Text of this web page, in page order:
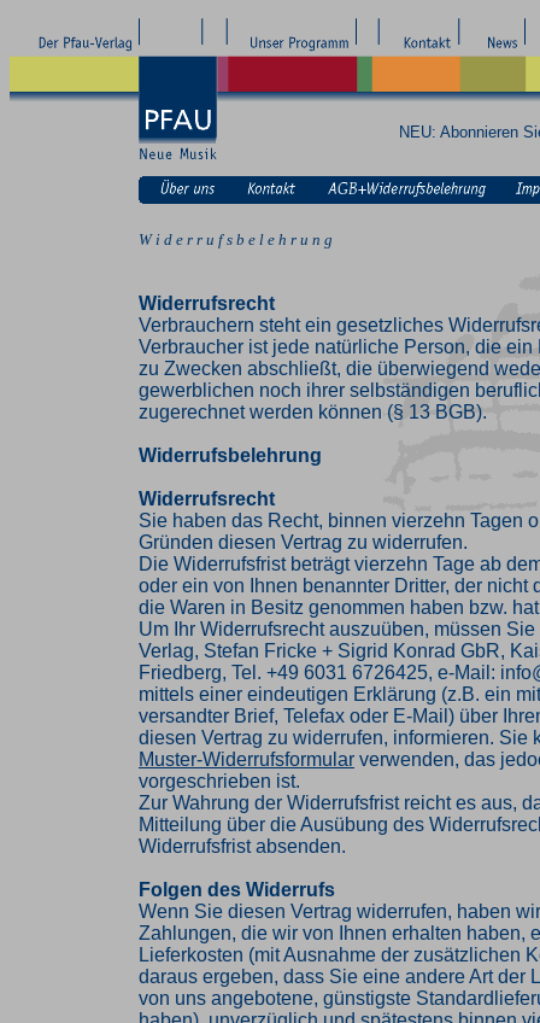
NEU: Abonnieren
W i d e r r u f s b e l e h r u n g
Widerrufsrecht
Verbrauchern steht ein gesetzliches
Verbraucher ist jede natürliche Person, die ein
zu Zwecken abschließt, die überwiegend
gewerblichen noch ihrer selbständigen
zugerechnet werden können (§ 13 BGB).
Widerrufsbelehrung
Widerrufsrecht
Sie haben das Recht, binnen vierzehn Tagen
Gründen diesen Vertrag zu widerrufen.
Die Widerrufsfrist beträgt vierzehn Tage ab
oder ein von Ihnen benannter Dritter, der nicht
die Waren in Besitz genommen haben bzw.
Um Ihr Widerrufsrecht auszuüben, müssen
Verlag, Stefan Fricke + Sigrid Konrad GbR,
Friedberg, Tel. +49 6031 6726425, e-Mail:
mittels einer eindeutigen Erklärung (z.B. ein
versandter Brief, Telefax oder E-Mail) über
diesen Vertrag zu widerrufen, informieren. Sie
Muster-Widerrufsformular verwenden, das
vorgeschrieben ist.
Zur Wahrung der Widerrufsfrist reicht es aus,
Mitteilung über die Ausübung des
Widerrufsfrist absenden.
Folgen des Widerrufs
Wenn Sie diesen Vertrag widerrufen, haben
Zahlungen, die wir von Ihnen erhalten haben,
Lieferkosten (mit Ausnahme der zusätzlichen
daraus ergeben, dass Sie eine andere Art der
von uns angebotene, günstigste